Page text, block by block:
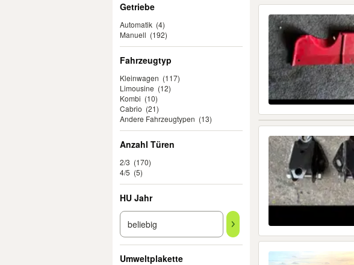
Getriebe
Automatik (4)
Manuell (192)
Fahrzeugtyp
Kleinwagen (117)
Limousine (12)
Kombi (10)
Cabrio (21)
Andere Fahrzeugtypen (13)
Anzahl Türen
2/3 (170)
4/5 (5)
HU Jahr
Umweltplakette